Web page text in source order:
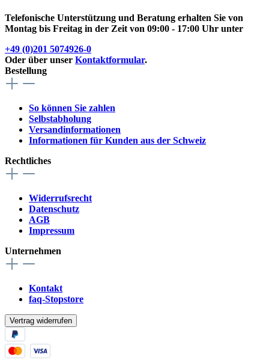
Telefonische Unterstützung und Beratung erhalten Sie von
Montag bis Freitag in der Zeit von 09:00 - 17:00 Uhr unter
+49 (0)201 5074926-0
Oder über unser Kontaktformular.
Bestellung
So können Sie zahlen
Selbstabholung
Versandinformationen
Informationen für Kunden aus der Schweiz
Rechtliches
Widerrufsrecht
Datenschutz
AGB
Impressum
Unternehmen
Kontakt
faq-Stopstore
Vertrag widerrufen